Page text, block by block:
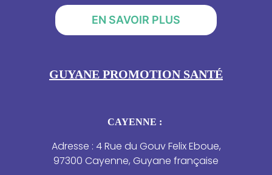
EN SAVOIR PLUS
GUYANE PROMOTION SANTÉ
CAYENNE :
Adresse : 4 Rue du Gouv Felix Eboue,
97300 Cayenne, Guyane française